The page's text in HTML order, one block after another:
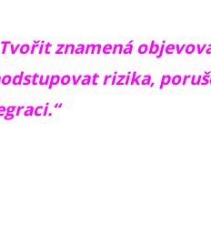
znamená
rizika,